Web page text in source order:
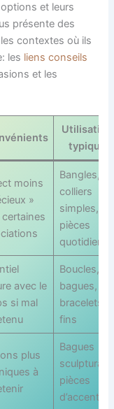
et leurs
présente des
contextes où ils
les liens conseils
et les
typiques
moins
»
Bangles,
colliers
simples,
pièces
avec le
si mal
Boucles,
bagues,
bracelets
fins
plus
à
Bagues
pièces
d’accent